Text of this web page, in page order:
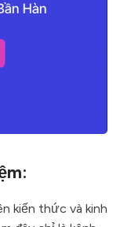
kiến thức và kinh